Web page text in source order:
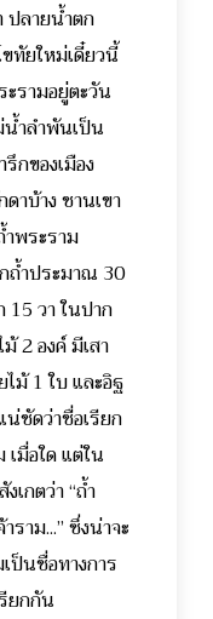
ปลายน้ำตก
ทัยใหม่เดี๋ยวนี้
รามอยู่ตะวัน
ำลำพันเป็น
กของเมือง
าบ้าง ชานเขา
พระราม
ถ้ำประมาณ 30
15 วา ในปาก
2 องค์ มีเสา
ม้ 1 ใบ และอิฐ
ชัดว่าชื่อเรียก
มื่อใด แต่ใน
เกตว่า “ถ้ำ
ราม...” ซึ่งน่าจะ
ป็นชื่อทางการ
ยกกัน